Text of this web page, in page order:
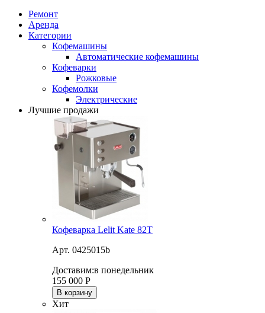
Ремонт
Аренда
Категории
Кофемашины
Автоматические кофемашины
Кофеварки
Рожковые
Кофемолки
Электрические
Лучшие продажи
Кофеварка Lelit Kate 82T
Арт. 0425015b
Доставим:в понедельник
155 000 Р
В корзину
Хит